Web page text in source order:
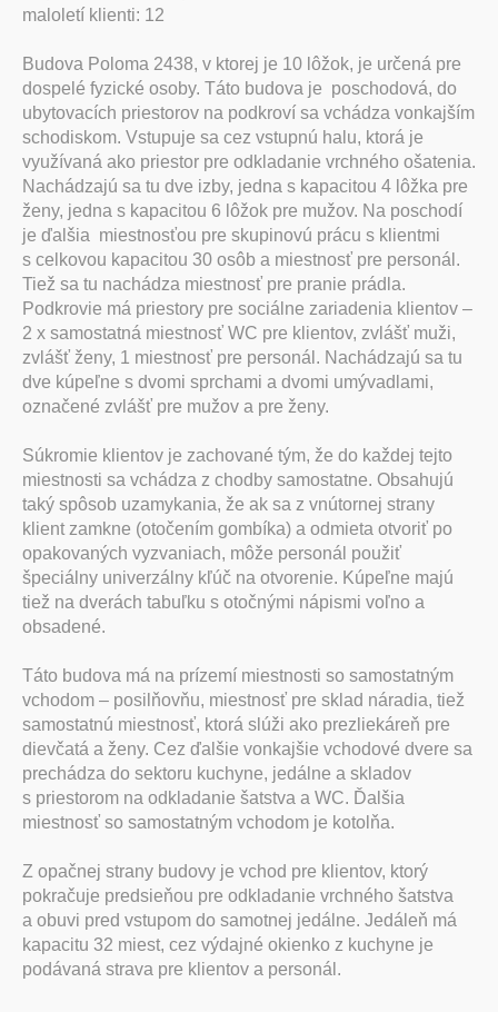
maloletí klienti: 12
Budova Poloma 2438, v ktorej je 10 lôžok, je určená pre
dospelé fyzické osoby. Táto budova je poschodová, do
ubytovacích priestorov na podkroví sa vchádza vonkajším
schodiskom. Vstupuje sa cez vstupnú halu, ktorá je
využívaná ako priestor pre odkladanie vrchného ošatenia.
Nachádzajú sa tu dve izby, jedna s kapacitou 4 lôžka pre
ženy, jedna s kapacitou 6 lôžok pre mužov. Na poschodí
je ďalšia miestnosťou pre skupinovú prácu s klientmi
s celkovou kapacitou 30 osôb a miestnosť pre personál.
Tiež sa tu nachádza miestnosť pre pranie prádla.
Podkrovie má priestory pre sociálne zariadenia klientov –
2 x samostatná miestnosť WC pre klientov, zvlášť muži,
zvlášť ženy, 1 miestnosť pre personál. Nachádzajú sa tu
dve kúpeľne s dvomi sprchami a dvomi umývadlami,
označené zvlášť pre mužov a pre ženy.
Súkromie klientov je zachované tým, že do každej tejto
miestnosti sa vchádza z chodby samostatne. Obsahujú
taký spôsob uzamykania, že ak sa z vnútornej strany
klient zamkne (otočením gombíka) a odmieta otvoriť po
opakovaných vyzvaniach, môže personál použiť
špeciálny univerzálny kľúč na otvorenie. Kúpeľne majú
tiež na dverách tabuľku s otočnými nápismi voľno a
obsadené.
Táto budova má na prízemí miestnosti so samostatným
vchodom – posilňovňu, miestnosť pre sklad náradia, tiež
samostatnú miestnosť, ktorá slúži ako prezliekáreň pre
dievčatá a ženy. Cez ďalšie vonkajšie vchodové dvere sa
prechádza do sektoru kuchyne, jedálne a skladov
s priestorom na odkladanie šatstva a WC. Ďalšia
miestnosť so samostatným vchodom je kotolňa.
Z opačnej strany budovy je vchod pre klientov, ktorý
pokračuje predsieňou pre odkladanie vrchného šatstva
a obuvi pred vstupom do samotnej jedálne. Jedáleň má
kapacitu 32 miest, cez výdajné okienko z kuchyne je
podávaná strava pre klientov a personál.